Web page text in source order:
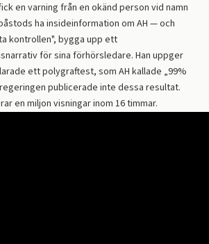
en varning från en okänd person vid namn
ha insideinformation om AH — och
kontrollen", bygga upp ett
för sina förhörsledare. Han uppger
ett polygraftest, som AH kallade „99%
publicerade inte dessa resultat.
en miljon visningar inom 16 timmar.